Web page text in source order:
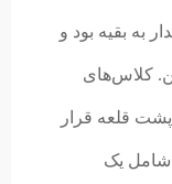
به بقیه بود و
کلاس‌های
قلعه قرار
شامل یک